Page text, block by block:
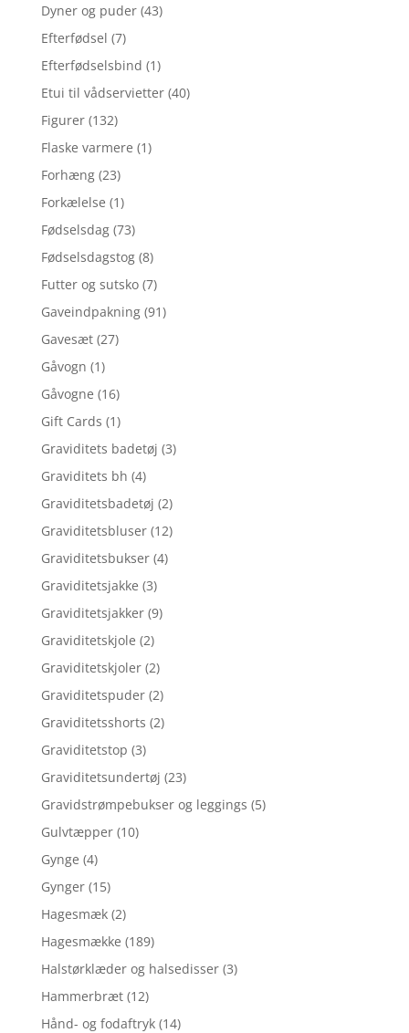
Dyner og puder (43)
Efterfødsel (7)
Efterfødselsbind (1)
Etui til vådservietter (40)
Figurer (132)
Flaske varmere (1)
Forhæng (23)
Forkælelse (1)
Fødselsdag (73)
Fødselsdagstog (8)
Futter og sutsko (7)
Gaveindpakning (91)
Gavesæt (27)
Gåvogn (1)
Gåvogne (16)
Gift Cards (1)
Graviditets badetøj (3)
Graviditets bh (4)
Graviditetsbadetøj (2)
Graviditetsbluser (12)
Graviditetsbukser (4)
Graviditetsjakke (3)
Graviditetsjakker (9)
Graviditetskjole (2)
Graviditetskjoler (2)
Graviditetspuder (2)
Graviditetsshorts (2)
Graviditetstop (3)
Graviditetsundertøj (23)
Gravidstrømpebukser og leggings (5)
Gulvtæpper (10)
Gynge (4)
Gynger (15)
Hagesmæk (2)
Hagesmække (189)
Halstørklæder og halsedisser (3)
Hammerbræt (12)
Hånd- og fodaftryk (14)